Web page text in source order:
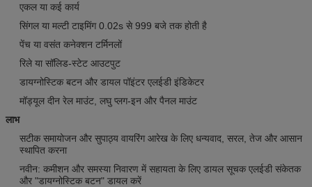
एकल या कई कार्य
सिंगल या मल्टी टाइमिंग 0.02s से 999 बजे तक होती है
पेंच या वसंत कनेक्शन टर्मिनलों
रिले या सॉलिड-स्टेट आउटपुट
डायग्नोस्टिक बटन और डायल पॉइंटर एलईडी इंडिकेटर
मॉड्यूल दीन रेल माउंट, लघु प्लग-इन और पैनल माउंट
लाभ
सटीक समायोजन और सुपाठ्य वायरिंग आरेख के लिए धन्यवाद, सरल, तेज और आसान
स्थापित करना
नवीन: कमीशन और समस्या निवारण में सहायता के लिए डायल सूचक एलईडी संकेतक
और "डायग्नोस्टिक बटन" डायल करें